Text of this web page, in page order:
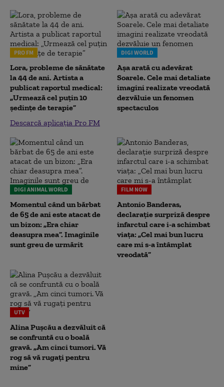
PRO FM
Lora, probleme de sănătate
la 44 de ani. Artista a
publicat raportul medical:
„Urmează cel puțin 10
ședințe de terapie”
Descarcă aplicația Pro FM
DIGI WORLD
Așa arată cu adevărat
Soarele. Cele mai detaliate
imagini realizate vreodată
dezvăluie un fenomen
spectaculos
DIGI ANIMAL WORLD
Momentul când un bărbat
de 65 de ani este atacat de
un bizon: „Era chiar
deasupra mea”. Imaginile
sunt greu de urmărit
FILM NOW
Antonio Banderas,
declarație surpriză despre
infarctul care i-a schimbat
viața: „Cel mai bun lucru
care mi s-a întâmplat
vreodată”
UTV
Alina Pușcău a dezvăluit că
se confruntă cu o boală
gravă. „Am cinci tumori. Vă
rog să vă rugați pentru
mine”